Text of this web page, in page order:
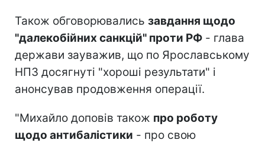
Також обговорювались завдання щодо
"далекобійних санкцій" проти РФ - глава
держави зауважив, що по Ярославському
НПЗ досягнуті "хороші результати" і
анонсував продовження операції.
"Михайло доповів також про роботу
щодо антибалістики - про свою